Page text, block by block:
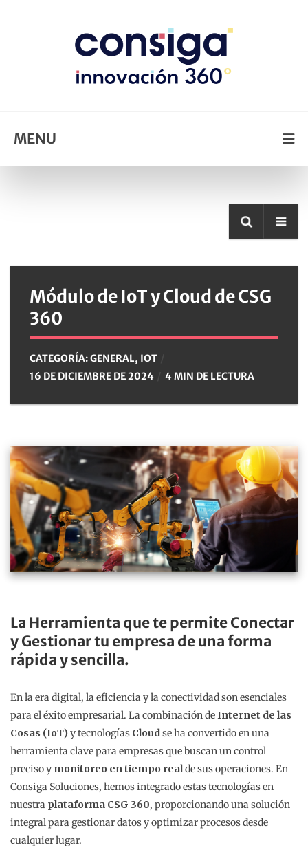
MENU
Módulo de IoT y Cloud de CSG
360
CATEGORÍA:GENERAL, IOT
16 DE DICIEMBRE DE 2024
4 MIN DE LECTURA
La Herramienta que te permite Conectar
y Gestionar tu empresa de una forma
rápida y sencilla.
En la era digital, la eficiencia y la conectividad son esenciales
para el éxito empresarial. La combinación deInternet de las
Cosas (IoT)y tecnologías Cloudse ha convertido en una
herramienta clave para empresas que buscan un control
preciso y monitoreo en tiempo realde sus operaciones. En
Consiga Soluciones, hemos integrado estas tecnologías en
nuestra plataforma CSG 360, proporcionando una solución
integral para gestionar datos y optimizar procesos desde
cualquier lugar.